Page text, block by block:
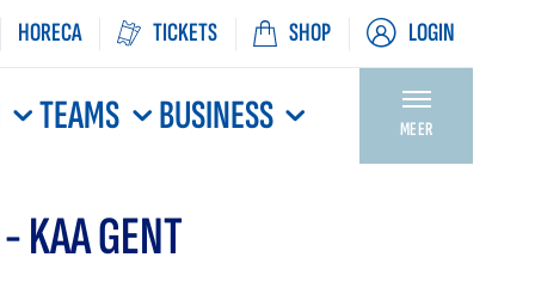
HORECA TICKETS SHOP LOGIN
TEAMS BUSINESS MEER
KAA GENT